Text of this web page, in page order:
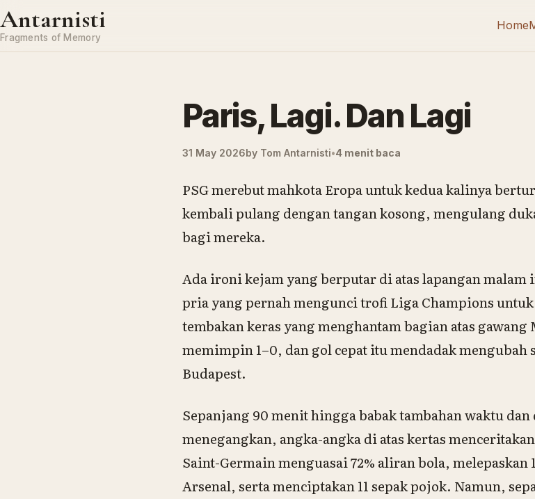
Skip to content
Antarnisti
Fragments of Memory
Home
Paris, Lagi. Dan Lagi
31 May 2026by Tom Antarnisti 4 menit baca
PSG merebut mahkota Eropa untuk kedua kalinya
kembali pulang dengan tangan kosong, mengulang
bagi mereka.
Ada ironi kejam yang berputar di atas lapangan
pria yang pernah mengunci trofi Liga Champions untuk
tembakan keras yang menghantam bagian atas gawang
memimpin 1–0, dan gol cepat itu mendadak
Budapest.
Sepanjang 90 menit hingga babak tambahan waktu
menegangkan, angka-angka di atas kertas
Saint-Germain menguasai 72% aliran bola,
Arsenal, serta menciptakan 11 sepak pojok. Namun,